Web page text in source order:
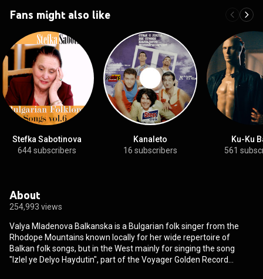
Fans might also like
Stefka Sabotinova
644 subscribers
Kanaleto
16 subscribers
Ku-Ku
561
About
254,993 views
Valya Mladenova Balkanska is a Bulgarian folk singer from the
Rhodope Mountains known locally for her wide repertoire of
Balkan folk songs, but in the West mainly for singing the song
"Izlel ye Delyo Haydutin", part of the Voyager Golden Record